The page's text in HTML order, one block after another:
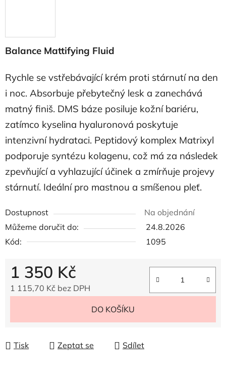
Balance Mattifying Fluid
Rychle se vstřebávající krém proti stárnutí na den
i noc. Absorbuje přebytečný lesk a zanechává
matný finiš. DMS báze posiluje kožní bariéru,
zatímco kyselina hyaluronová poskytuje
intenzivní hydrataci. Peptidový komplex Matrixyl
podporuje syntézu kolagenu, což má za následek
zpevňující a vyhlazující účinek a zmírňuje projevy
stárnutí. Ideální pro mastnou a smíšenou pleť.
Dostupnost
Na objednání
Můžeme doručit do:
24.8.2026
Kód:
1095
1 350 Kč
1 115,70 Kč bez DPH
DO KOŠÍKU
Tisk Zeptat se Sdílet